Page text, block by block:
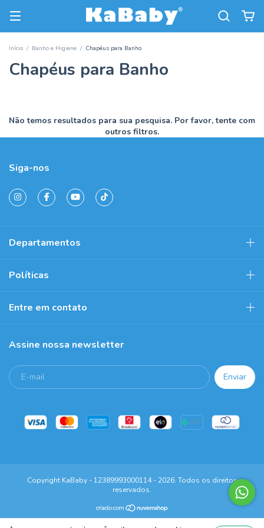
Início / Banho e Higiene / Chapéus para Banho
Chapéus para Banho
Não temos resultados para sua pesquisa. Por favor, tente com
outros filtros.
Siga-nos
Departamentos
Políticas
Entre em contato
Assine nossa newsletter
Copyright KaBaby - 12389993000114 - 2026. Todos os direitos
reservados.